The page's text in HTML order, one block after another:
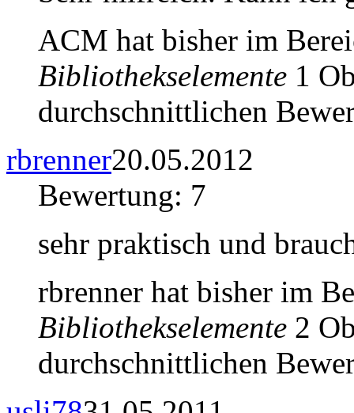
ACM hat bisher im
Bibliothekselemente 1
durchschnittlichen
rbrenner20.05.2012
Bewertung: 7
sehr praktisch und
rbrenner hat bisher im
Bibliothekselemente 2
durchschnittlichen